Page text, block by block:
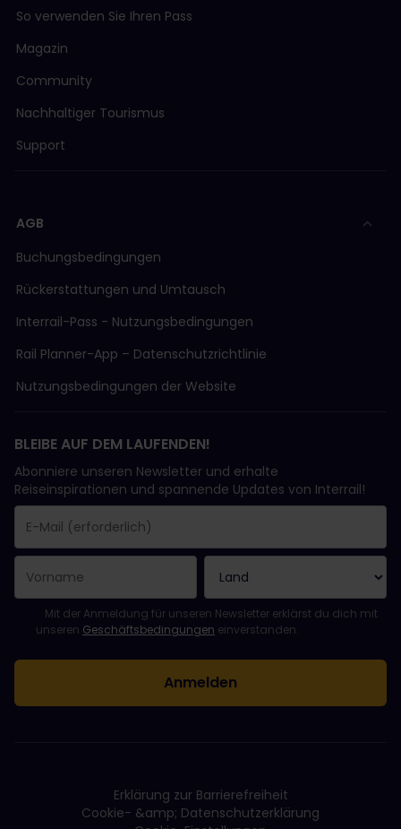
So verwenden Sie Ihren Pass
Magazin
Community
Nachhaltiger Tourismus
Support
AGB
Buchungsbedingungen
Rückerstattungen und Umtausch
Interrail-Pass - Nutzungsbedingungen
Rail Planner-App – Datenschutzrichtlinie
Nutzungsbedingungen der Website
BLEIBE AUF DEM LAUFENDEN!
Abonniere unseren Newsletter und erhalte
Reiseinspirationen und spannende Updates von Interrail!
Sie haben sich erfolgreich angemeldet.
Das Feld „E-Mail-Adresse“ ist ein Pflichtfeld!
Diese E-Mail-Adresse ist ungültig!
Beim Abonnieren des Newsletters ist ein Fehler aufgetreten.
Du hast diesen Newsletter bereits abonniert!
Bitte stimme den Allgemeinen Geschäftsbedingungen zu, um
Mit der Anmeldung für unseren Newsletter erklärst du dich mit
unseren Geschäftsbedingungen einverstanden.
Erklärung zur Barrierefreiheit
Cookie- &amp; Datenschutzerklärung